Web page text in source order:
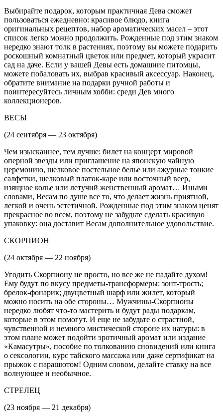
Выбирайте подарок, которым практичная Дева сможет
пользоваться ежедневно: красивое блюдо, книга
оригинальных рецептов, набор ароматических масел – этот
список легко можно продолжить. Рожденные под этим знаком
нередко знают толк в растениях, поэтому вы можете подарить
роскошный комнатный цветок или предмет, который украсит
сад на даче. Если у вашей Девы есть домашние питомцы,
можете побаловать их, выбрав красивый аксессуар. Наконец,
обратите внимание на подарки ручной работы и
поинтересуйтесь личным хобби: среди Дев много
коллекционеров.
ВЕСЫ
(24 сентября — 23 октября)
Чем изысканнее, тем лучше: билет на концерт мировой
оперной звезды или приглашение на японскую чайную
церемонию, шелковое постельное белье или ажурные тонкие
салфетки, шелковый платок-каре или восточный веер,
изящное колье или летучий женственный аромат… Иными
словами, Весам по душе все то, что делает жизнь приятной,
легкой и очень эстетичной. Рожденные под этим знаком ценят
прекрасное во всем, поэтому не забудьте сделать красивую
упаковку: она доставит Весам дополнительное удовольствие.
СКОРПИОН
(24 октября — 22 ноября)
Угодить Скорпиону не просто, но все же не падайте духом!
Ему будут по вкусу предметы-трансформеры: зонт-трость;
брелок-фонарик; двуцветный шарф или жилет, который
можно носить на обе стороны… Мужчины-Скорпионы
нередко любят что-то мастерить и будут рады подаркам,
которые в этом помогут. И еще не забудьте о страстной,
чувственной и немного мистической стороне их натуры: в
этом плане может подойти эротичный аромат или издание
«Камасутры», пособие по толкованию сновидений или книга
о сексологии, курс тайского массажа или даже сертификат на
прыжок с парашютом! Одним словом, делайте ставку на все
волнующее и необычное.
СТРЕЛЕЦ
(23 ноября — 21 декабря)